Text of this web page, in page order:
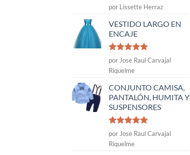
Valorado
con
por Lissette Herraz
VESTIDO LARGO EN
ENCAJE
Valorado
con
por Jose Raul Carvajal
Riquelme
CONJUNTO CAMISA,
PANTALÓN, HUMITA Y
SUSPENSORES
Valorado
con
por Jose Raul Carvajal
Riquelme